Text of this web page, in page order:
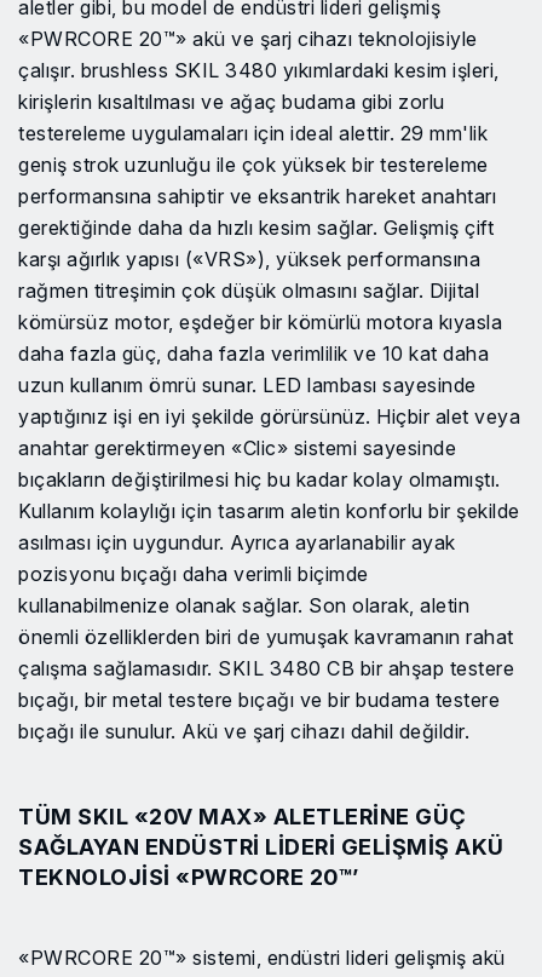
aletler gibi, bu model de endüstri lideri gelişmiş
«PWRCORE 20™» akü ve şarj cihazı teknolojisiyle
çalışır. brushless SKIL 3480 yıkımlardaki kesim işleri,
kirişlerin kısaltılması ve ağaç budama gibi zorlu
testereleme uygulamaları için ideal alettir. 29 mm'lik
geniş strok uzunluğu ile çok yüksek bir testereleme
performansına sahiptir ve eksantrik hareket anahtarı
gerektiğinde daha da hızlı kesim sağlar. Gelişmiş çift
karşı ağırlık yapısı («VRS»), yüksek performansına
rağmen titreşimin çok düşük olmasını sağlar. Dijital
kömürsüz motor, eşdeğer bir kömürlü motora kıyasla
daha fazla güç, daha fazla verimlilik ve 10 kat daha
uzun kullanım ömrü sunar. LED lambası sayesinde
yaptığınız işi en iyi şekilde görürsünüz. Hiçbir alet veya
anahtar gerektirmeyen «Clic» sistemi sayesinde
bıçakların değiştirilmesi hiç bu kadar kolay olmamıştı.
Kullanım kolaylığı için tasarım aletin konforlu bir şekilde
asılması için uygundur. Ayrıca ayarlanabilir ayak
pozisyonu bıçağı daha verimli biçimde
kullanabilmenize olanak sağlar. Son olarak, aletin
önemli özelliklerden biri de yumuşak kavramanın rahat
çalışma sağlamasıdır. SKIL 3480 CB bir ahşap testere
bıçağı, bir metal testere bıçağı ve bir budama testere
bıçağı ile sunulur. Akü ve şarj cihazı dahil değildir.
TÜM SKIL «20V MAX» ALETLERINE GÜÇ
SAĞLAYAN ENDÜSTRI LIDERI GELIŞMIŞ AKÜ
TEKNOLOJISI «PWRCORE 20™’
«PWRCORE 20™» sistemi, endüstri lideri gelişmiş akü